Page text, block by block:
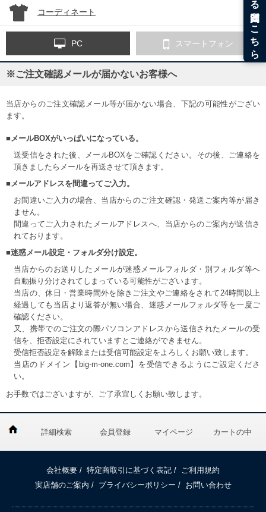
コーディネート
PC スマートフォン
※ご注文確認メールが届かないお客様へ
当店からのご注文確認メール等が届かない場合、下記の可能性がござい
ます。
■メールBOXがいっぱいになっている。
送受信をされた後、メールBOXをご確認ください。その後、ご連絡を
頂きましたらメールを再送させて頂きます。
■メールアドレスを間違ってご入力。
お間違いご入力の場合、当店からのご注文確認・発送ご案内等が届き
ません。
間違ってご入力されたメールアドレスへ、当店からのご案内が送信さ
れております。
■迷惑メール設定・フォルダ分け設定。
当店からのお送りしたメールが迷惑メールフォルダ・別フォルダ等へ
自動振り分けされてしまっている可能性がございます。
当店の、休日・営業時間外を除きご注文やご連絡をされて24時間以上
経過しても当店より返答が無い場合、迷惑メールフォルダ等を一度ご
確認ください。
又、携帯でのご注文の際パソコンアドレスから送信されたメールの受
信を、拒否設定にされていますとご連絡ができません。
受信拒否設定を解除または受信可能設定をよろしくお願い致します。
当店のドメイン【big-m-one.com】を受信できるようにご設定くださ
い。
お手数ではございますが、ご了承宜しくお願い致します。
詳細検索 会員登録 マイページ カートの中
会社概要 / 特定商取引に基づく表記 /
ご利用規約
実店舗のご案内 / プライバシーポリシー / お問い合わせ